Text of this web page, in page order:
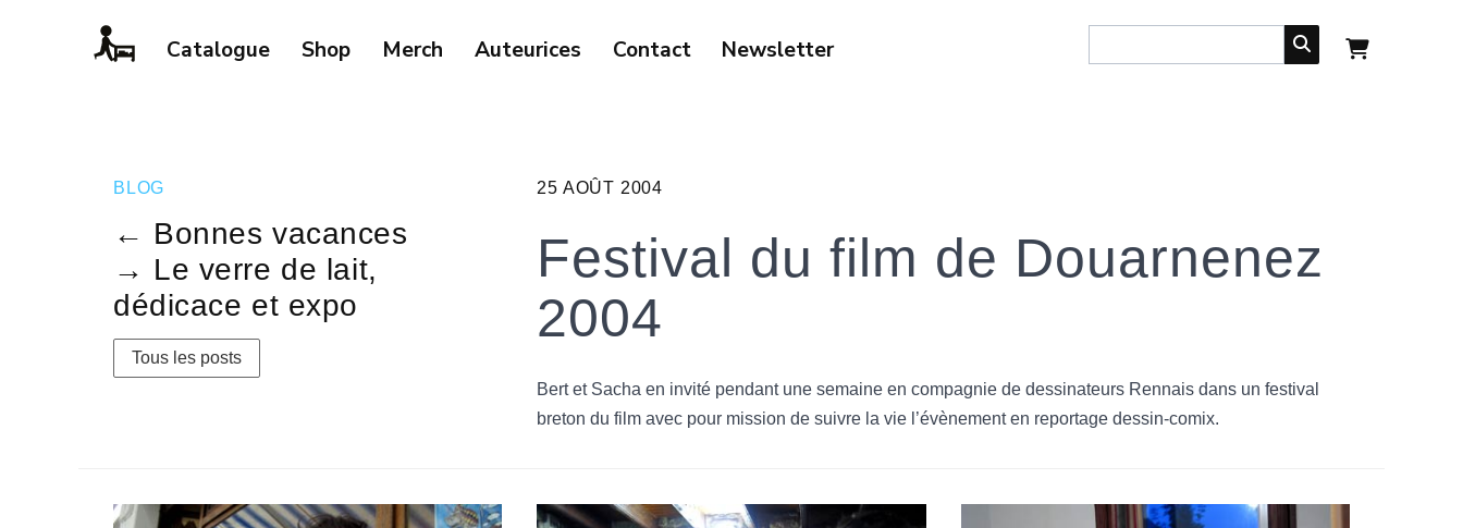
Catalogue Shop Merch Auteurices Contact Newsletter
BLOG
← Bonnes vacances
→ Le verre de lait,
dédicace et expo
Tous les posts
25 AOÛT 2004
Festival du film de Douarnenez
2004
Bert et Sacha en invité pendant une semaine en compagnie de dessinateurs Rennais dans un festival
breton du film avec pour mission de suivre la vie l’évènement en reportage dessin-comix.